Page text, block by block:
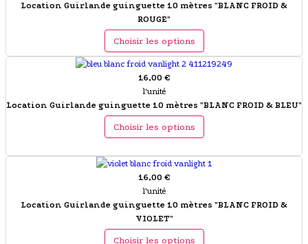
Location Guirlande guinguette 10 mètres "BLANC FROID &
ROUGE"
Choisir les options
16,00 €
l'unité
Location Guirlande guinguette 10 mètres "BLANC FROID & BLEU"
Choisir les options
16,00 €
l'unité
Location Guirlande guinguette 10 mètres "BLANC FROID &
VIOLET"
Choisir les options